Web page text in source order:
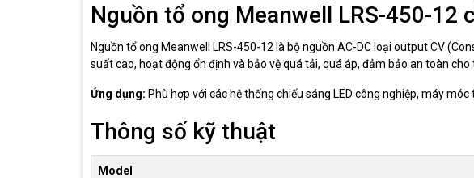
Nguồn tổ ong Meanwell LRS-450-12
Nguồn tổ ong Meanwell LRS-450-12 là bộ nguồn AC-DC loại output CV
suất cao, hoạt động ổn định và bảo vệ quá tải, quá áp, đảm bảo an toàn cho
Ứng dụng: Phù hợp với các hệ thống chiếu sáng LED công nghiệp, máy
Thông số kỹ thuật
Model